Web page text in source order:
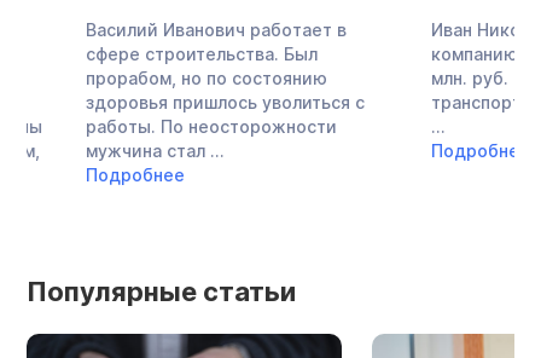
Василий Иванович работает в
сфере строительства. Был
прорабом, но по состоянию
здоровья пришлось уволиться с
работы. По неосторожности
мужчина стал ...
Подробнее
Иван Николаевич
компанию с
млн. руб. по
транспортным
Подробнее
Популярные статьи